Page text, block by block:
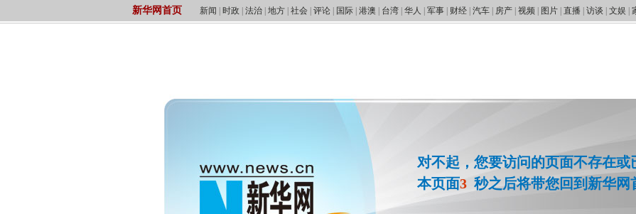
新华网首页 新闻 时政 |法治 |地方 |社会 |评论 国际 |港澳 台湾 |华人 |军事 财经 |汽车 房产 |视频 图片 |直播 |访谈 |文娱 |
对不起，您要访问的页面不存在或
本页面2 秒之后将带您回到新华网